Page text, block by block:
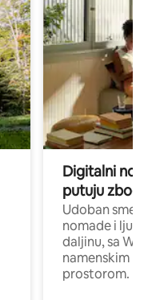
Digitalni
putuju zbog
Udoban
nomade i ljude
daljinu, sa Wi-
namenskim
prostorom.